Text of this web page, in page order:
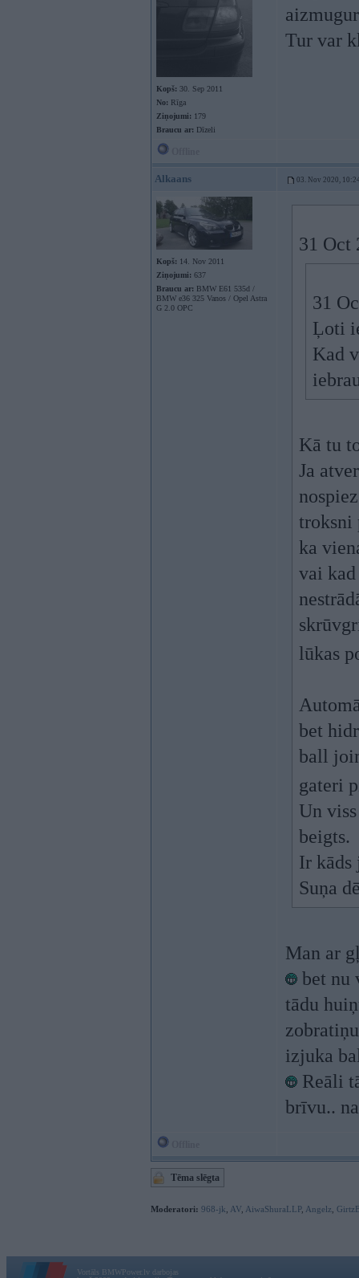
Kopš: 30. Sep 2011
No: Rīga
Ziņojumi: 179
Braucu ar: Dīzeli
Tur var
Alkaans 03. Nov 2020,
Kopš: 14. Nov 2011
Ziņojumi: 637
Braucu ar: BMW E61 535d /
BMW e36 325 Vanos / Opel Astra
G 2.0 OPC
31 Oct
31
Ļoti
Kad
Kā tu
Ja
troksni
ka
vai
lūkas
bet
ball
gateri
Un
beigts.
Ir kāds
Suņa
Man ar
bet nu
tādu
izjuka
Reāli
brīvu..
Tēma slēgta
Moderatori: 968-jk AV AiwaShuraLLP, Angelz
Vortāls BMWPower.lv darbojas